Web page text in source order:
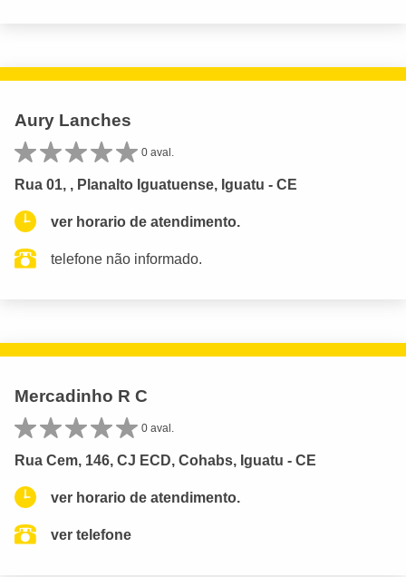
Aury Lanches
0 aval.
Rua 01, , Planalto Iguatuense, Iguatu - CE
ver horario de atendimento.
telefone não informado.
Mercadinho R C
0 aval.
Rua Cem, 146, CJ ECD, Cohabs, Iguatu - CE
ver horario de atendimento.
ver telefone